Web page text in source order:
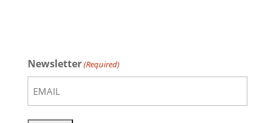
Newsletter(Required)